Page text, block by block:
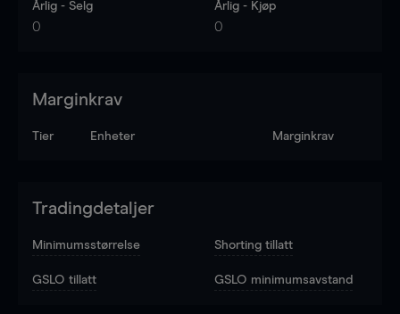
Årlig - Selg
0
Årlig - Kjøp
0
Marginkrav
Tier Enheter Marginkrav
Tradingdetaljer
Minimumsstørrelse Shorting tillatt
GSLO tillatt GSLO minimumsavstand